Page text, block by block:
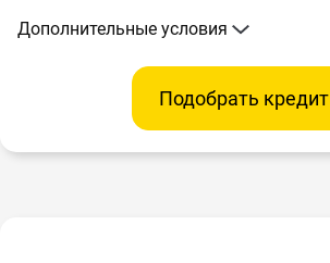
Дополнительные условия
Подобрать кредит